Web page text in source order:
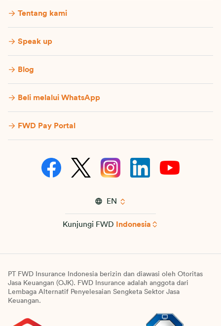
Tentang kami
Speak up
Blog
Beli melalui WhatsApp
FWD Pay Portal
EN
Kunjungi FWD Indonesia
PT FWD Insurance Indonesia berizin dan diawasi oleh Otoritas
Jasa Keuangan (OJK). FWD Insurance adalah anggota dari
Lembaga Alternatif Penyelesaian Sengketa Sektor Jasa
Keuangan.